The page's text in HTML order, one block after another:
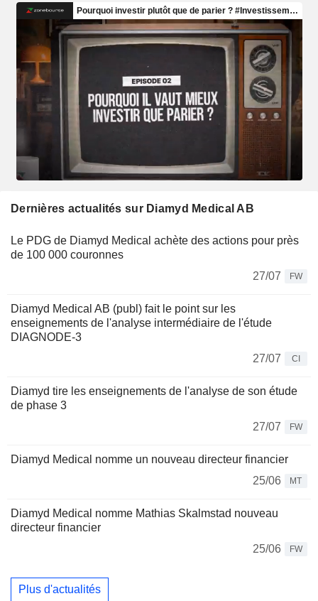
Dernières actualités sur Diamyd Medical AB
Le PDG de Diamyd Medical achète des actions pour près
de 100 000 couronnes
27/07
FW
Diamyd Medical AB (publ) fait le point sur les
enseignements de l'analyse intermédiaire de l'étude
DIAGNODE-3
27/07
CI
Diamyd tire les enseignements de l'analyse de son étude
de phase 3
27/07
FW
Diamyd Medical nomme un nouveau directeur financier
25/06
MT
Diamyd Medical nomme Mathias Skalmstad nouveau
directeur financier
25/06
FW
Plus d'actualités